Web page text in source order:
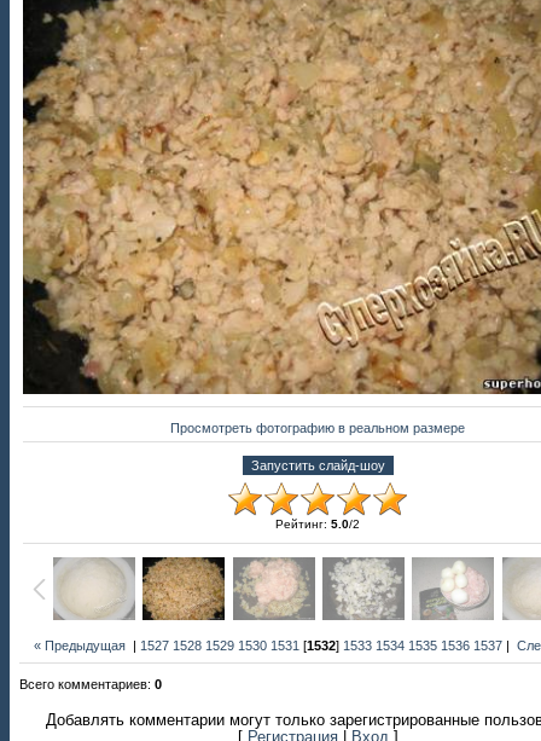
Просмотреть фотографию в реальном размере
Рейтинг: 5.0/2
« Предыдущая | 1527 1528 1529 1530 1531 [1532] 1533 1534 1535 1536 1537 |
Всего комментариев: 0
Добавлять комментарии могут только зарегистрированные